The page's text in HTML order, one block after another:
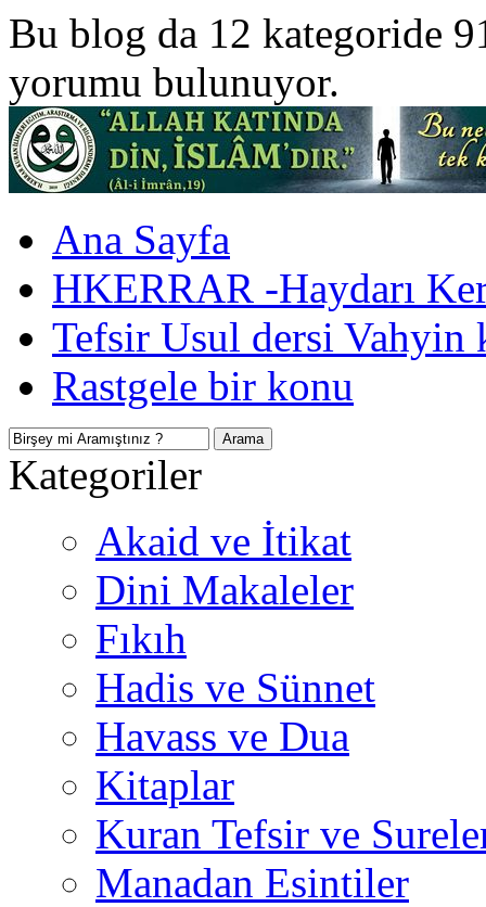
Bu blog da 12 kategoride
yorumu bulunuyor.
Ana Sayfa
HKERRAR -Haydarı
Tefsir Usul dersi Vahyin
Rastgele bir konu
Kategoriler
Akaid ve İtikat
Dini Makaleler
Fıkıh
Hadis ve Sünnet
Havass ve Dua
Kitaplar
Kuran Tefsir ve
Manadan Esintiler